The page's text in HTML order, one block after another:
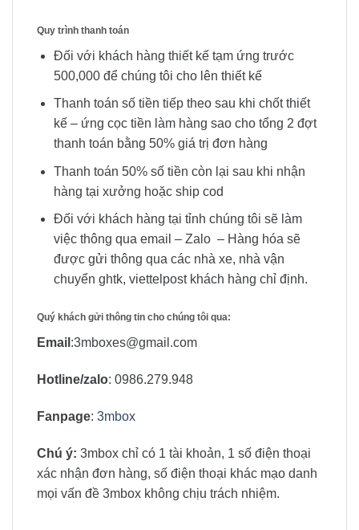
Quy trình thanh toán
Đối với khách hàng thiết kế tạm ứng trước
500,000 để chúng tôi cho lên thiết kế
Thanh toán số tiền tiếp theo sau khi chốt thiết
kế – ứng cọc tiền làm hàng sao cho tổng 2 đợt
thanh toán bằng 50% giá trị đơn hàng
Thanh toán 50% số tiền còn lại sau khi nhận
hàng tại xưởng hoặc ship cod
Đối với khách hàng tại tỉnh chúng tôi sẽ làm
việc thông qua email – Zalo – Hàng hóa sẽ
được gửi thông qua các nhà xe, nhà vận
chuyển ghtk, viettelpost khách hàng chỉ định.
Quý khách gửi thông tin cho chúng tôi qua:
Email :3mboxes@gmail.com
Hotline/zalo: 0986.279.948
Fanpage: 3mbox
Chú ý: 3mbox chỉ có 1 tài khoản, 1 số điện thoại
xác nhận đơn hàng, số điện thoại khác mạo danh
mọi vấn đề 3mbox không chịu trách nhiệm.